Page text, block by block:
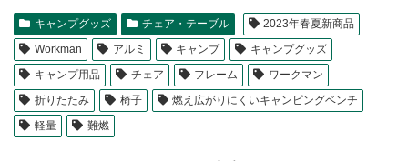
キャンプグッズ チェア・テーブル
2023年春夏新商品
Workman
アルミ キャンプ
キャンプグッズ
キャンプ用品
チェア フレーム
ワークマン
折りたたみ
椅子
燃え広がりにくいキャンピングベンチ
軽量
難燃